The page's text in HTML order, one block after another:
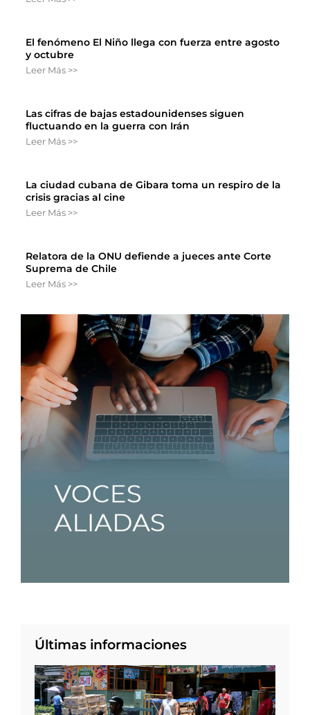
El fenómeno El Niño llega con fuerza entre agosto
y octubre
Leer Más >>
Las cifras de bajas estadounidenses siguen
fluctuando en la guerra con Irán
Leer Más >>
La ciudad cubana de Gibara toma un respiro de la
crisis gracias al cine
Leer Más >>
Relatora de la ONU defiende a jueces ante Corte
Suprema de Chile
Leer Más >>
Últimas informaciones